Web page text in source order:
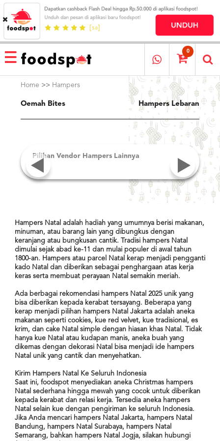
HOME
MENU
RESTAURANT
CARA
COMPANY
KATALOG
LOYALTY
CATERERS
BLOG
TERMS
CALL
CENTER
021
5091
3494
LOGIN
DAFTAR
0
Home >> Hampers
Oemah Bites Hampers Lebaran
Pilihan Vendor Hampers Lainnya
Next
Hampers Natal adalah hadiah yang umumnya berisi makanan,
minuman, atau barang lain yang dibungkus dengan
keranjang atau bungkusan cantik. Tradisi hampers Natal
dimulai sejak abad ke-11 dan mulai populer di awal tahun
1800-an. Hampers atau parcel Natal kerap menjadi pengganti
kado Natal dan diberikan sebagai penghargaan atas kerja
keras serta membuat perayaan Natal semakin meriah.
Ada berbagai rekomendasi hampers Natal 2025 unik yang
bisa diberikan kepada kerabat tersayang. Beberapa yang
kerap menjadi pilihan hampers Natal Jakarta adalah aneka
makanan seperti cookies, kue red velvet, kue tradisional, es
krim, dan cake Natal simple dengan hiasan khas Natal. Tidak
hanya kue Natal atau kudapan manis, aneka buah yang
dikemas dengan dekorasi Natal bisa menjadi ide hampers
Natal unik yang cantik dan menyehatkan.
Kirim Hampers Natal Ke Seluruh Indonesia
Saat ini, foodspot menyediakan aneka Christmas hampers
Natal sederhana hingga mewah yang cocok untuk diberikan
kepada kerabat dan relasi kerja. Tersedia aneka hampers
Natal selain kue dengan pengiriman ke seluruh Indonesia.
Jika Anda mencari hampers Natal Jakarta, hampers Natal
Bandung, hampers Natal Surabaya, hampers Natal
Semarang, bahkan hampers Natal Jogja, silakan hubungi